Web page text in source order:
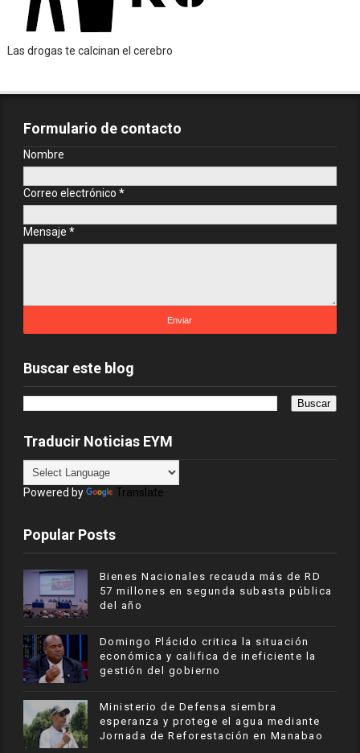
Las drogas te calcinan el cerebro
Formulario de contacto
Nombre
Correo electrónico *
Mensaje *
Buscar este blog
Traducir Noticias EYM
Powered by Translate
Popular Posts
Bienes Nacionales recauda más de RD
57 millones en segunda subasta pública
del año
​Domingo Plácido critica la situación
económica y califica de ineficiente la
gestión del gobierno
Ministerio de Defensa siembra
esperanza y protege el agua mediante
Jornada de Reforestación en Manabao